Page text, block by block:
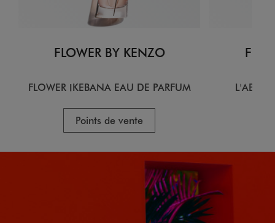
FLOWER BY KENZO
FLOWER IKEBANA EAU DE PARFUM
Points de vente